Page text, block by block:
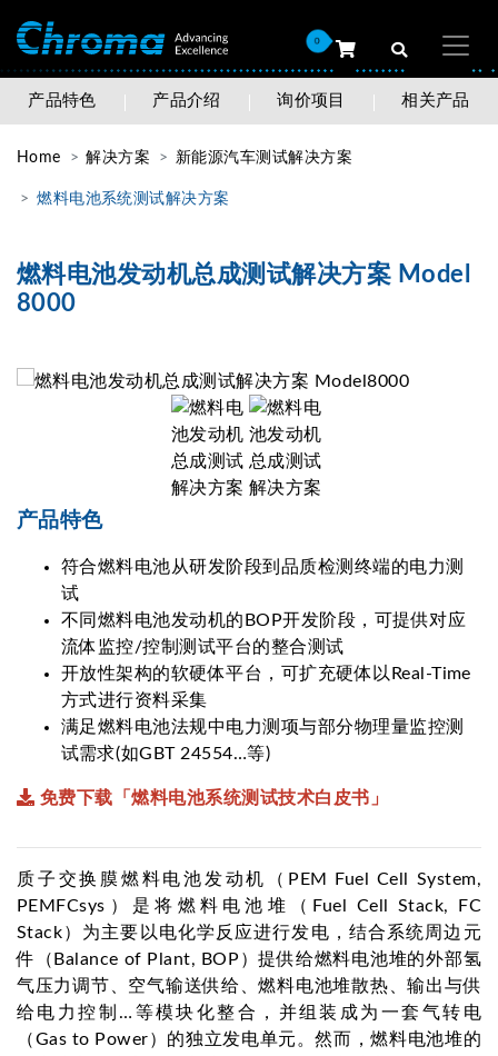
0
产品特色 产品介绍 询价项目 相关产品
Home 解决方案 新能源汽车测试解决方案
燃料电池系统测试解决方案
燃料电池发动机总成测试解决方案 Model
8000
产品特色
符合燃料电池从研发阶段到品质检测终端的电力测
试
不同燃料电池发动机的BOP开发阶段，可提供对应
流体监控/控制测试平台的整合测试
开放性架构的软硬体平台，可扩充硬体以Real-Time
方式进行资料采集
满足燃料电池法规中电力测项与部分物理量监控测
试需求(如GBT 24554…等)
免费下载「燃料电池系统测试技术白皮书」
质子交换膜燃料电池发动机（PEM Fuel Cell System,
PEMFCsys）是将燃料电池堆（Fuel Cell Stack, FC
Stack）为主要以电化学反应进行发电，结合系统周边元
件（Balance of Plant, BOP）提供给燃料电池堆的外部氢
气压力调节、空气输送供给、燃料电池堆散热、输出与供
给电力控制…等模块化整合，并组装成为一套气转电
（Gas to Power）的独立发电单元。然而，燃料电池堆的